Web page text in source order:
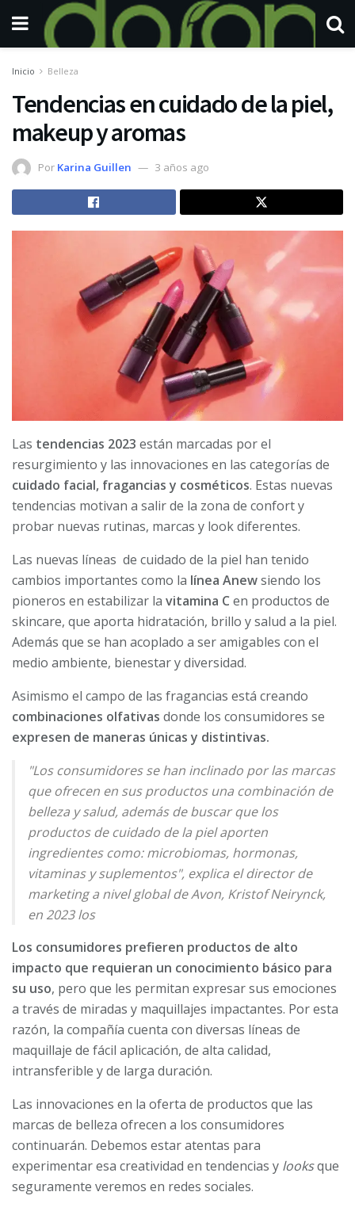
Inicio Belleza
Tendencias en cuidado de la piel,
makeup y aromas
Por Karina Guillen 3 años ago
Las tendencias 2023 están marcadas por el
resurgimiento y las innovaciones en las categorías de
cuidado facial, fragancias y cosméticos. Estas nuevas
tendencias motivan a salir de la zona de confort y
probar nuevas rutinas, marcas y look diferentes.
Las nuevas líneas de cuidado de la piel han tenido
cambios importantes como la línea Anewsiendo los
pioneros en estabilizar la vitamina C en productos de
skincare, que aporta hidratación, brillo y salud a la piel.
Además que se han acoplado a ser amigables con el
medio ambiente, bienestar y diversidad.
Asimismo el campo de las fragancias está creando
combinaciones olfativas donde los consumidores se
expresen de maneras únicas y distintivas.
"Los consumidores se han inclinado por las marcas
que ofrecen en sus productos una combinación de
belleza y salud, además de buscar que los
productos de cuidado de la piel aporten
ingredientes como: microbiomas, hormonas,
vitaminas y suplementos", explica el director de
marketing a nivel global de Avon, Kristof Neirynck,
en 2023 los
Los consumidores prefieren productos de alto
impacto que requieran un conocimiento básico para
su uso, pero que les permitan expresar sus emociones
a través de miradas y maquillajes impactantes. Por esta
razón, la compañía cuenta con diversas líneas de
maquillaje de fácil aplicación, de alta calidad,
intransferible y de larga duración.
Las innovaciones en la oferta de productos que las
marcas de belleza ofrecen a los consumidores
continuarán. Debemos estar atentas para
experimentar esa creatividad en tendencias y looksque
seguramente veremos en redes sociales.